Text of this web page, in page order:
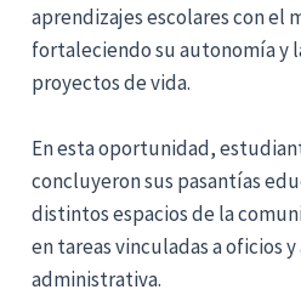
aprendizajes escolares con el
fortaleciendo su autonomía y
proyectos de vida.
En esta oportunidad,
concluyeron sus pasantías
distintos espacios de la
en tareas vinculadas a oficios
administrativa.